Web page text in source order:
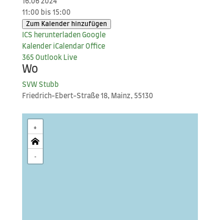
16.06 2024
11:00 bis 15:00
Zum Kalender hinzufügen
ICS her­un­ter­la­den Goog­le
Kalender iCal­en­dar Office
365 Out­look Live
Wo
SVW Stubb
Fried­rich-Ebert-Stra­ße 18, Mainz, 55130
+
-